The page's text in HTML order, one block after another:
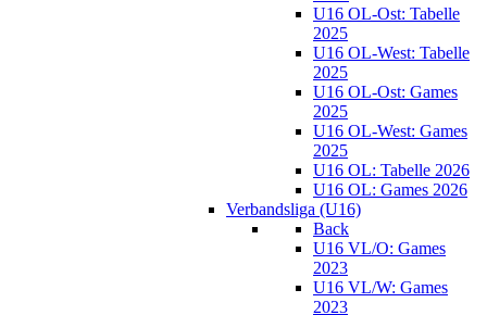
U16 OL-Ost: Tabelle
2025
U16 OL-West: Tabelle
2025
U16 OL-Ost: Games
2025
U16 OL-West: Games
2025
U16 OL: Tabelle 2026
U16 OL: Games 2026
Verbandsliga (U16)
Back
U16 VL/O: Games
2023
U16 VL/W: Games
2023